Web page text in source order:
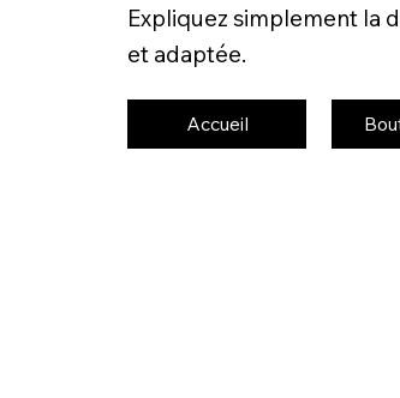
Expliquez simplement la
et adaptée.
Accueil